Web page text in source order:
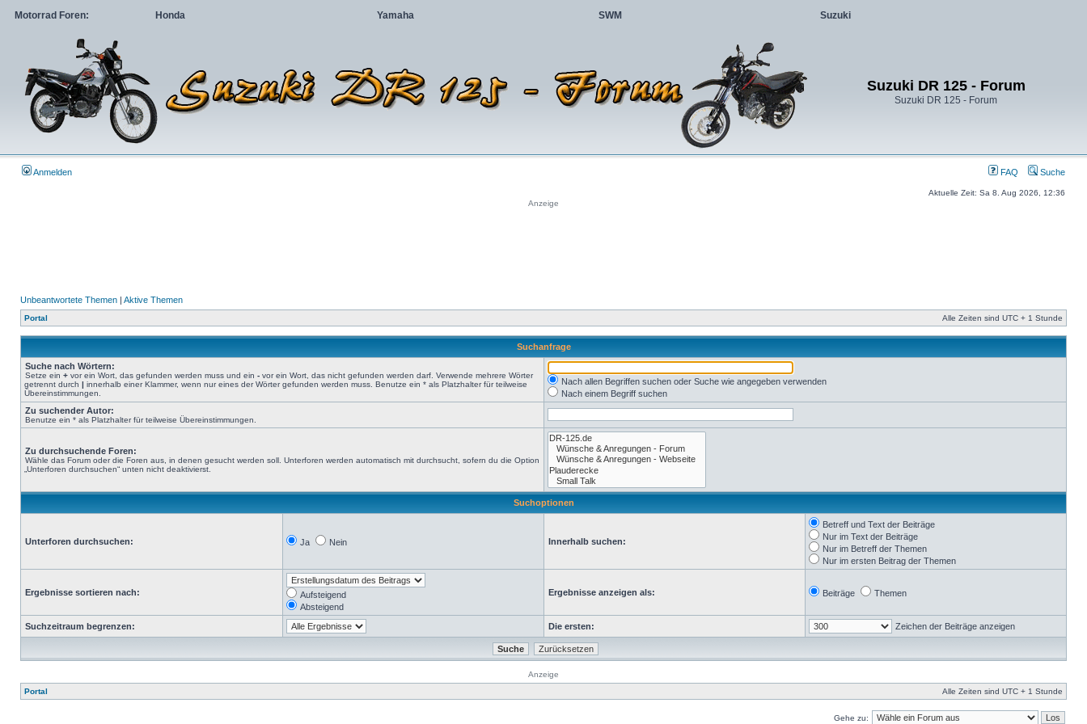
Motorrad Foren: Honda Yamaha SWM Suzuki
Suzuki DR 125 - Forum
Suzuki DR 125 - Forum
Anmelden FAQ Suche
Aktuelle Zeit: Sa 8. Aug 2026, 12:36
Anzeige
Unbeantwortete Themen | Aktive Themen
Portal Alle Zeiten sind UTC + 1 Stunde
Suchanfrage
Suche nach Wörtern:
Setze ein + vor ein Wort, das gefunden werden muss und ein - vor ein Wort, das nicht gefunden werden darf. Verwende mehrere Wörter
getrennt durch | innerhalb einer Klammer, wenn nur eines der Wörter gefunden werden muss. Benutze ein * als Platzhalter für teilweise
Übereinstimmungen.
Nach allen Begriffen suchen oder Suche wie angegeben verwenden
Nach einem Begriff suchen
Zu suchender Autor:
Benutze ein * als Platzhalter für teilweise Übereinstimmungen.
Zu durchsuchende Foren:
Wähle das Forum oder die Foren aus, in denen gesucht werden soll. Unterforen werden automatisch mit durchsucht, sofern du die Option
„Unterforen durchsuchen“ unten nicht deaktivierst.
Suchoptionen
Unterforen durchsuchen: Ja Nein Innerhalb suchen:
Betreff und Text der Beiträge
Nur im Text der Beiträge
Nur im Betreff der Themen
Nur im ersten Beitrag der Themen
Ergebnisse sortieren nach:
Aufsteigend
Absteigend
Ergebnisse anzeigen als: Beiträge Themen
Suchzeitraum begrenzen: Die ersten: Zeichen der Beiträge anzeigen
Anzeige
Portal
Alle Zeiten sind UTC + 1 Stunde
Gehe zu: